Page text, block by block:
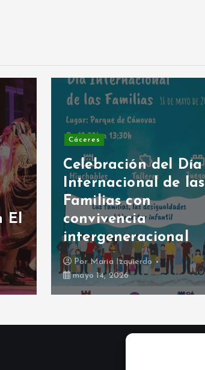
El
Cáceres
Celebración del Día
Internacional de las
Familias con
convivencia
intergeneracional
PorMaria Izquierdo
mayo 14, 2026